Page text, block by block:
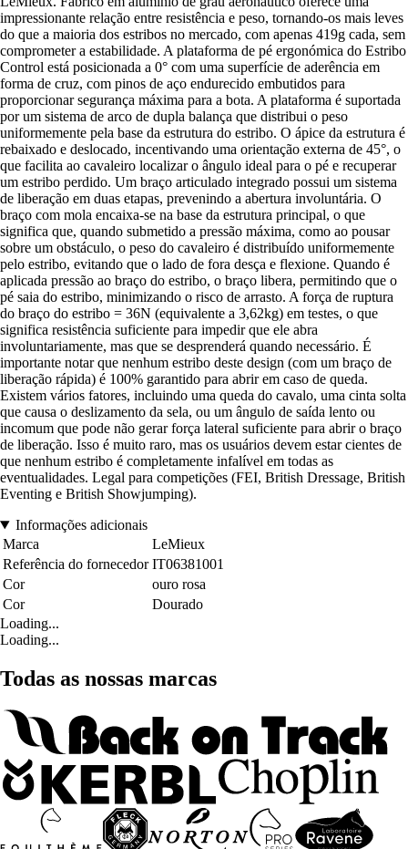
impressionante relação entre resistência e peso, tornando-os mais leves
do que a maioria dos estribos no mercado, com apenas 419g cada, sem
comprometer a estabilidade. A plataforma de pé ergonómica do Estribo
Control está posicionada a 0° com uma superfície de aderência em
forma de cruz, com pinos de aço endurecido embutidos para
proporcionar segurança máxima para a bota. A plataforma é suportada
por um sistema de arco de dupla balança que distribui o peso
uniformemente pela base da estrutura do estribo. O ápice da estrutura é
rebaixado e deslocado, incentivando uma orientação externa de 45°, o
que facilita ao cavaleiro localizar o ângulo ideal para o pé e recuperar
um estribo perdido. Um braço articulado integrado possui um sistema
de liberação em duas etapas, prevenindo a abertura involuntária. O
braço com mola encaixa-se na base da estrutura principal, o que
significa que, quando submetido a pressão máxima, como ao pousar
sobre um obstáculo, o peso do cavaleiro é distribuído uniformemente
pelo estribo, evitando que o lado de fora desça e flexione. Quando é
aplicada pressão ao braço do estribo, o braço libera, permitindo que o
pé saia do estribo, minimizando o risco de arrasto. A força de ruptura
do braço do estribo = 36N (equivalente a 3,62kg) em testes, o que
significa resistência suficiente para impedir que ele abra
involuntariamente, mas que se desprenderá quando necessário. É
importante notar que nenhum estribo deste design (com um braço de
liberação rápida) é 100% garantido para abrir em caso de queda.
Existem vários fatores, incluindo uma queda do cavalo, uma cinta solta
que causa o deslizamento da sela, ou um ângulo de saída lento ou
incomum que pode não gerar força lateral suficiente para abrir o braço
de liberação. Isso é muito raro, mas os usuários devem estar cientes de
que nenhum estribo é completamente infalível em todas as
eventualidades. Legal para competições (FEI, British Dressage, British
Eventing e British Showjumping).
Informações adicionais
Marca
LeMieux
Referência do fornecedor IT06381001
Cor
ouro rosa
Cor
Dourado
Loading...
Loading...
Todas as nossas marcas